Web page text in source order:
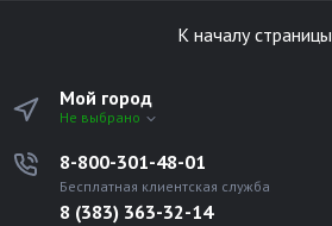
К началу страницы
Мой город
Не выбрано
8-800-301-48-01
Бесплатная клиентская служба
8 (383) 363-32-14